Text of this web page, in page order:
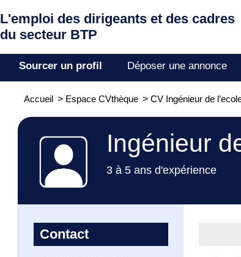
L'emploi des dirigeants et des cadres
du secteur BTP
Sourcer un profil Déposer une annonce
Accueil > Espace CVthèque > CV Ingénieur de
Ingénieur
3 à 5 ans d'expérience
Contact